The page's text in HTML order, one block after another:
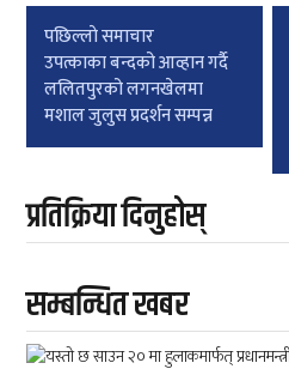
Post
navigation
पछिल्लाे समाचार
उपत्काका बन्दको आव्हान गर्दै
ललितपुरको लगनखेलमा
मशाल जुलुस प्रदर्शन सम्पन्न
प्रतिक्रिया दिनुहोस्
सम्बन्धित खबर